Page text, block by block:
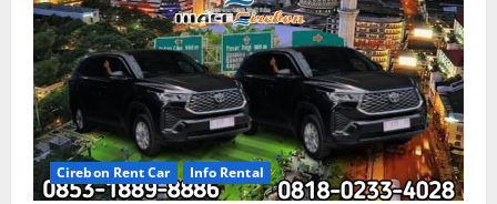
Cirebon Rent Car Info Rental